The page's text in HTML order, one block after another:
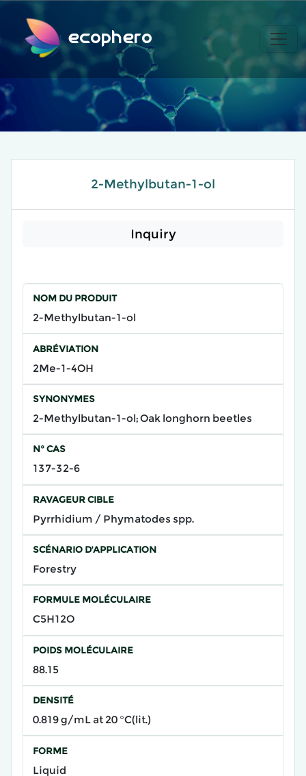
ecophero
2-Methylbutan-1-ol
Inquiry
NOM DU PRODUIT
2-Methylbutan-1-ol
ABRÉVIATION
2Me-1-4OH
SYNONYMES
2-Methylbutan-1-ol; Oak longhorn beetles
N° CAS
137-32-6
RAVAGEUR CIBLE
Pyrrhidium / Phymatodes spp.
SCÉNARIO D'APPLICATION
Forestry
FORMULE MOLÉCULAIRE
C5H12O
POIDS MOLÉCULAIRE
88.15
DENSITÉ
0.819 g/mL at 20 °C(lit.)
FORME
Liquid